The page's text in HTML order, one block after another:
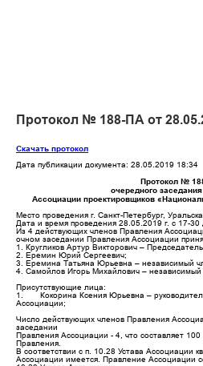
Протокол № 188-ПА от
Скачать протокол
Дата публикации документа: 28.05.2019 18:34
Протокол №
очередного
Ассоциации проектировщиков
Место проведения г. Санкт-Петербург,
Дата и время проведения 28.05.2019 г. с 17-30
Из 4 действующих членов Правления
очном заседании Правления Ассоциации
1. Кругликов Артур Викторович –
2. Еремин Юрий Сергеевич;
3. Еремина Татьяна Юрьевна – независимый
4. Самойлов Игорь Михайлович – независимый
Присутствующие лица:
1. Кокорина Ксения Юрьевна –
Ассоциации;
Число действующих членов Правления
заседании
Правления Ассоциации - 4, что составляет 100
Правления.
В соответствии с п. 10.28 Устава Ассоциации
Ассоциации имеется. Правление Ассоциации